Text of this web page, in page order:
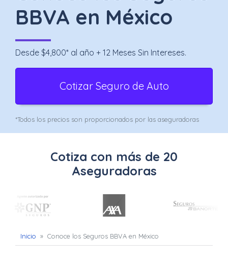
–
Chofer
App
Seguro
de
Gastos
Mayores
Noticias
BBVA en México
Desde $4,800* al año + 12 Meses Sin Intereses.
Cotizar Seguro de Auto
*Todos los precios son proporcionados por las aseguradoras
Cotiza con más de 20
Aseguradoras
Inicio » Conoce los Seguros BBVA en México